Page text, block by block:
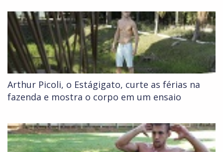
Arthur Picoli, o Estágigato, curte as férias na
fazenda e mostra o corpo em um ensaio